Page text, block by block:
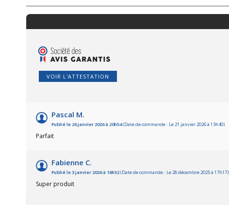
VOIR L'ATTESTATION
Pascal M.
Publié le 26 janvier 2026 à 20h54(Date de commande : Le 21 janvier 2026 à 13h40)
Parfait
Fabienne C.
Publié le 3 janvier 2026 à 16h52(Date de commande : Le 28 décembre 2025 à 17h17)
Super produit